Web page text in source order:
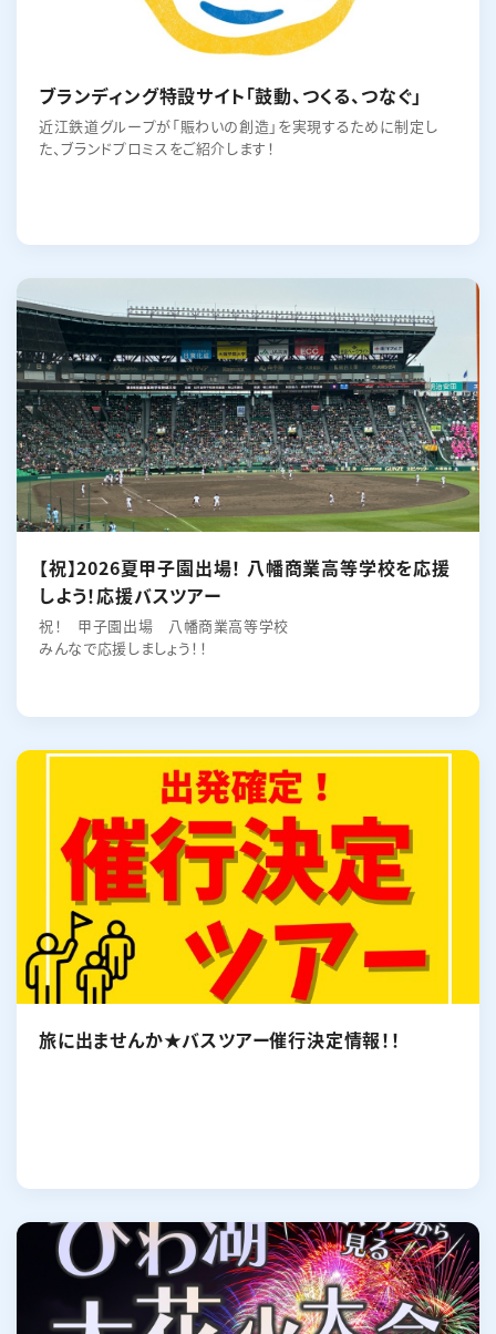
ブランディング特設サイト「鼓動、つくる、つなぐ」
近江鉄道グループが「賑わいの創造」を実現するために制定し
た、ブランドプロミスをご紹介します！
【祝】2026夏甲子園出場！ 八幡商業高等学校を応援
しよう！応援バスツアー
祝！ 甲子園出場 八幡商業高等学校
みんなで応援しましょう！！
旅に出ませんか★バスツアー催行決定情報！！